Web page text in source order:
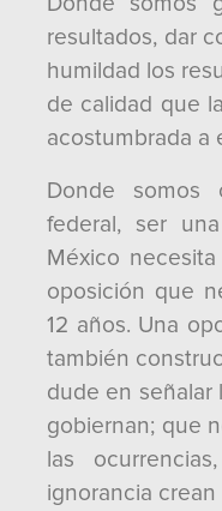
resultados, dar
humildad los
de calidad que
acostumbrada a
Donde somos
federal, ser
México
oposición que
12 años. Una
también
dude en señalar
gobiernan; que
las
ignorancia